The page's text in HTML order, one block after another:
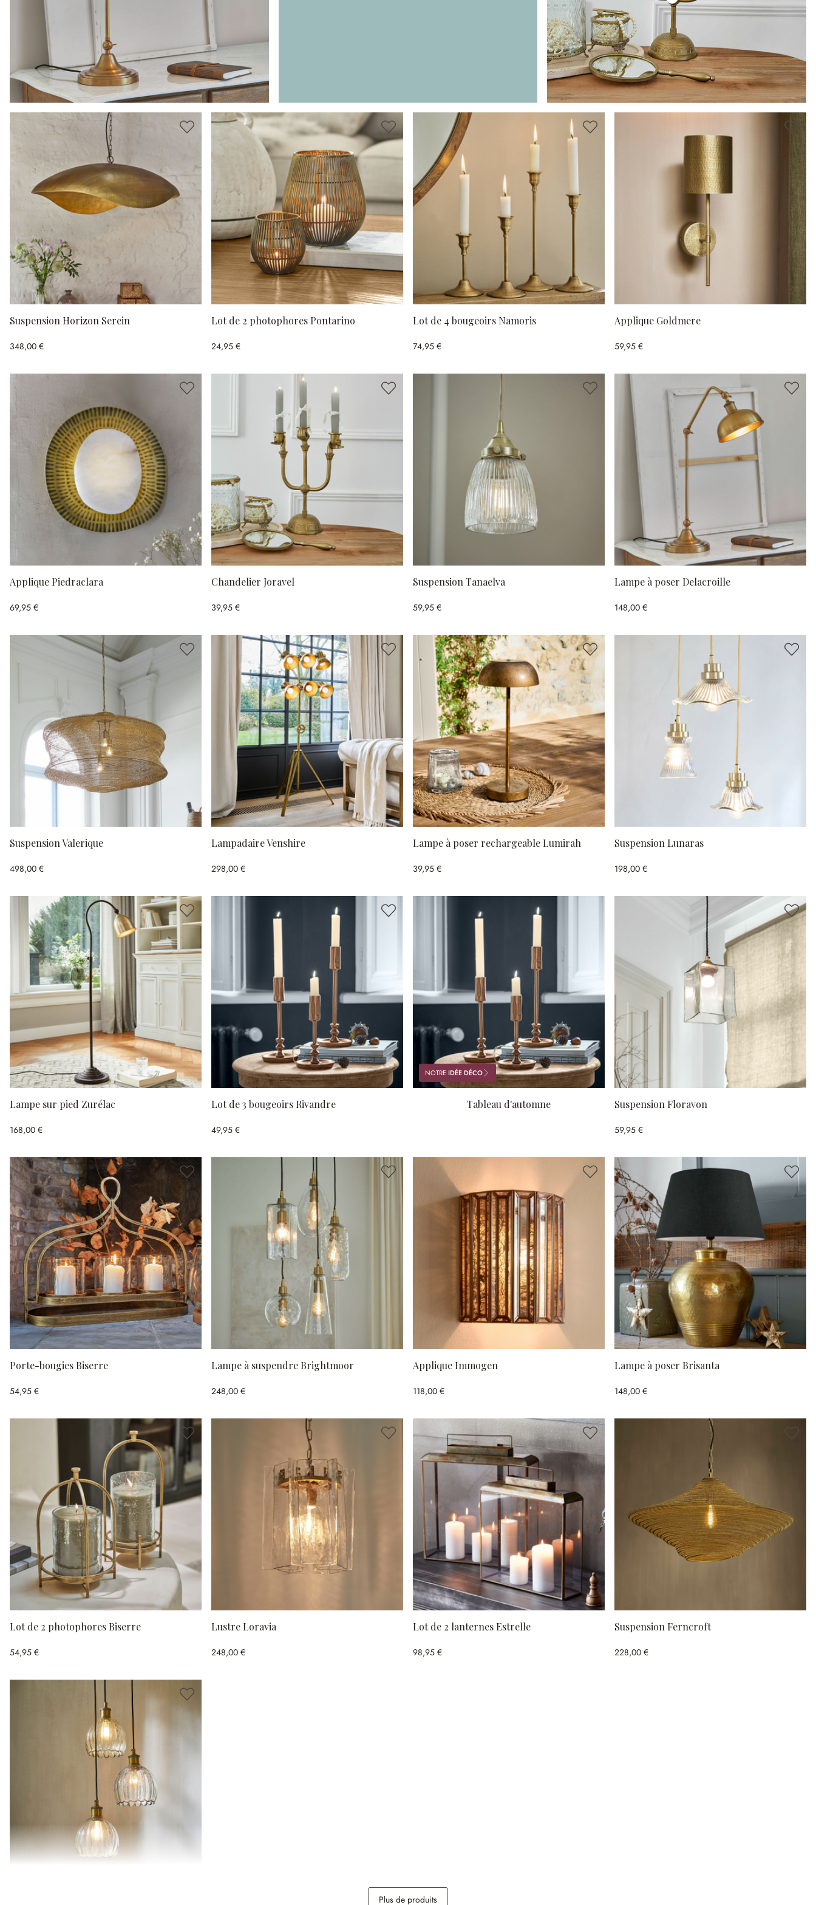
Suspension Horizon Serein
348,00 €
Lot de 2 photophores Pontarino
24,95 €
Lot de 4 bougeoirs Namoris
74,95 €
Applique Goldmere
59,95 €
Applique Piedraclara
69,95 €
Chandelier Joravel
39,95 €
Suspension Tanaelva
59,95 €
Lampe à poser Delacroille
148,00 €
Suspension Valerique
498,00 €
Lampadaire Venshire
298,00 €
Lampe à poser rechargeable Lumirah
39,95 €
Suspension Lunaras
198,00 €
Lampe sur pied Zurélac
168,00 €
Lot de 3 bougeoirs Rivandre
49,95 €
NOTREIDÉE DÉCO
Tableau d'automne Suspension Floravon
59,95 €
Porte-bougies Biserre
54,95 €
Lampe à suspendre Brightmoor
248,00 €
Applique Immogen
118,00 €
Lampe à poser Brisanta
148,00 €
Lot de 2 photophores Biserre
54,95 €
Lustre Loravia
248,00 €
Lot de 2 lanternes Estrelle
98,95 €
Suspension Ferncroft
228,00 €
Plus de produits